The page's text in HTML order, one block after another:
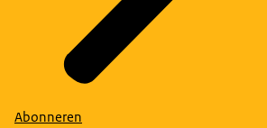
Abonneren